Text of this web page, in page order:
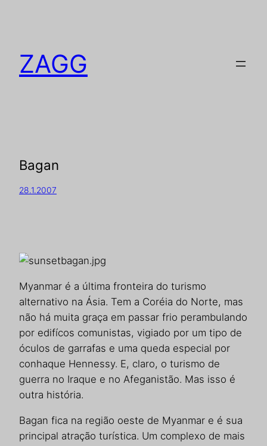
ZAGG
Bagan
28.1.2007
Myanmar é a última fronteira do turismo
alternativo na Ásia. Tem a Coréia do Norte, mas
não há muita graça em passar frio perambulando
por edifícos comunistas, vigiado por um tipo de
óculos de garrafas e uma queda especial por
conhaque Hennessy. E, claro, o turismo de
guerra no Iraque e no Afeganistão. Mas isso é
outra história.
Bagan fica na região oeste de Myanmar e é sua
principal atração turística. Um complexo de mais